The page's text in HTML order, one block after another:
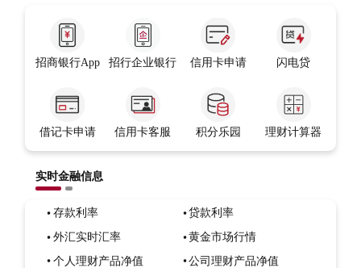
招商银行App 招行企业银行 信用卡申请 闪电贷
借记卡申请 信用卡客服 积分乐园 理财计算器
实时金融信息
存款利率
贷款利率
外汇实时汇率
黄金市场行情
个人理财产品净值
公司理财产品净值